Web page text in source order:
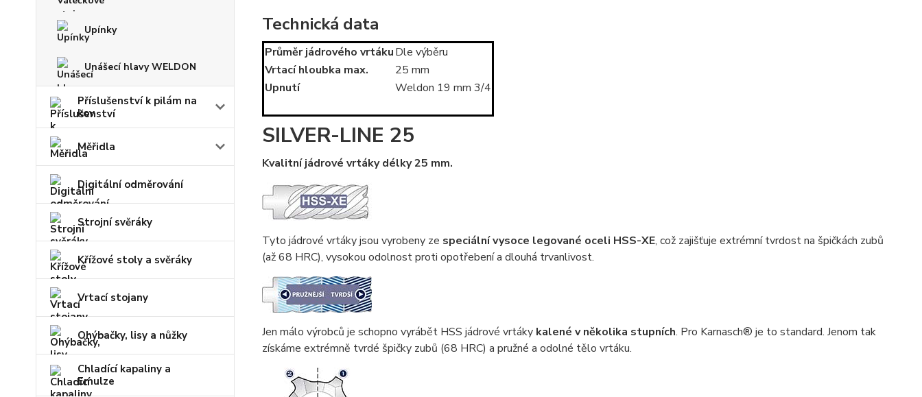
Upínky
Unášecí hlavy WELDON
Příslušenství k pilám na
kov
Měřidla
Digitální odměrování
Strojní svěráky
Křížové stoly a svěráky
Vrtací stojany
Ohýbačky, lisy a nůžky
Chladící kapaliny a
Emulze
Technická data
Průměr jádrového vrtákuDle výběru
Vrtací hloubka max.
25 mm
Upnutí
Weldon 19 mm 3/4
SILVER-LINE 25
Kvalitní jádrové vrtáky délky 25 mm.
Tyto jádrové vrtáky jsou vyrobeny ze speciální vysoce legované oceli HSS-XE, což zajišťuje extrémní tvrdost na špičkách zubů
(až 68 HRC), vysokou odolnost proti opotřebení a dlouhá trvanlivost.
Jen málo výrobců je schopno vyrábět HSS jádrové vrtáky kalené v několika stupních. Pro Karnasch® je to standard. Jenom tak
získáme extrémně tvrdé špičky zubů (68 HRC) a pružné a odolné tělo vrtáku.